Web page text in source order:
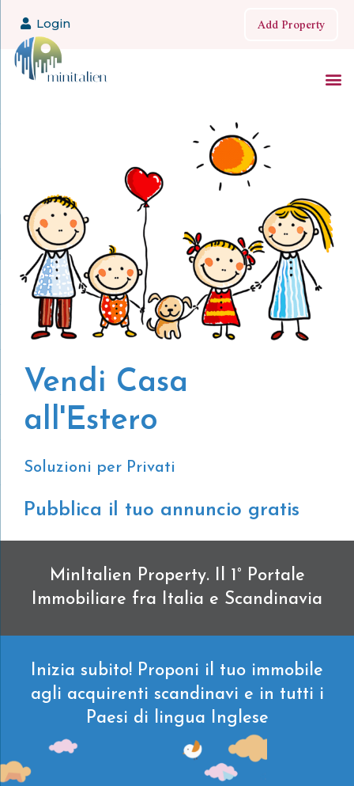
Login Add Property
Vendi Casa
all'Estero
Soluzioni per Privati
Pubblica il tuo annuncio gratis
MinItalien Property. Il 1° Portale
Immobiliare fra Italia e Scandinavia
Inizia subito! Proponi il tuo immobile
agli acquirenti scandinavi e in tutti i
Paesi di lingua Inglese